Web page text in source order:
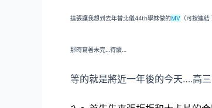
這張讓我想到去年替北儀44th學妹做的MV （可按連
那時寫著未完…待續…
等的就是將近一年後的今天….高